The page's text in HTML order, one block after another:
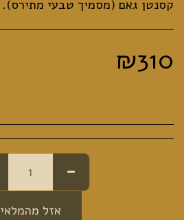
קסנטן גאם (מסמיך טבעי מתירס).
₪310
אזל מהמלאי